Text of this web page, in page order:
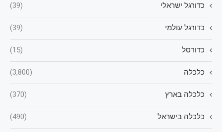
כדורגל ישראלי (39)
כדורגל עולמי (39)
כדורסל (15)
כלכלה (3,800)
כלכלה בארץ (370)
כלכלה בישראל (490)